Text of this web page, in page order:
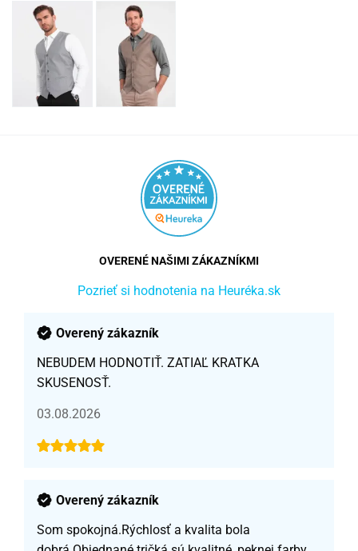
OVERENÉ NAŠIMI ZÁKAZNÍKMI
Pozrieť si hodnotenia na Heuréka.sk
Overený zákazník
NEBUDEM HODNOTIŤ. ZATIAĽ KRATKA
SKUSENOSŤ.
03.08.2026
Overený zákazník
Som spokojná.Rýchlosť a kvalita bola